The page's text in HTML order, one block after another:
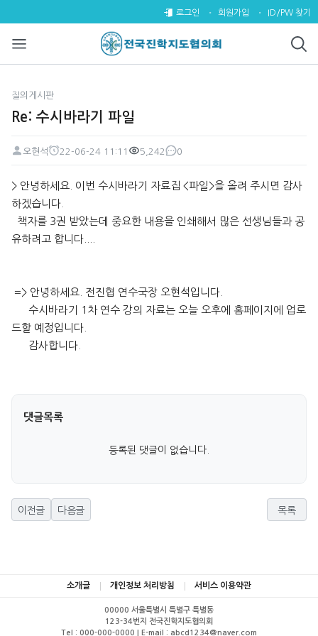
Re: 수시바라기 파일 > 질의게시
로그인 회원가입 ID/PW 찾기
질의게시판
Re: 수시바라기 파일
페이지 정보
오현석
22-06-24 11:11
5,242
댓글
0
본문
> 안녕하세요. 이번 수시바라기 자료집 <파일>을 올려 주시면 감사
하겠습니다.
책자를 3권 받았는데 중요한 내용을 인쇄해서 많은 선생님들과 공
유하려고 합니다....
=> 안녕하세요. 전진협 연수국장 오현석입니다.
수시바라기 1차 연수 강의 자료는 오늘 오후에 홈페이지에 업로
드할 예정입니다.
감사합니다.
댓글목록
등록된 댓글이 없습니다.
이전글 다음글 목록
소개글 개인정보 처리방침 서비스 이용약관
00000 서울특별시 특별구 특별동
123-34번지 전국진학지도협의회
Tel : 000-000-0000 | E-mail : abcd1234@naver.com